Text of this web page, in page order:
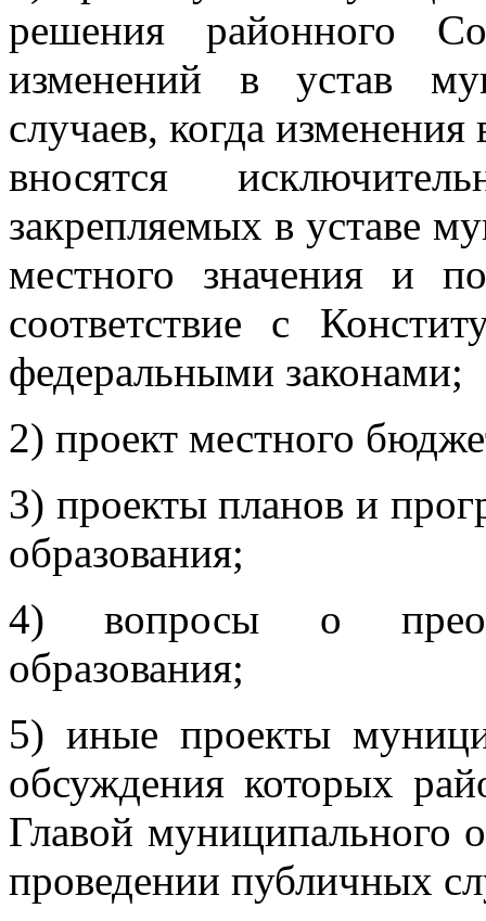
решения районного
изменений в устав
случаев, когда
вносятся
закрепляемых в уставе
местного значения и
соответствие с
федеральными законами;
2) проект местного
3) проекты планов и
образования;
4) вопросы о
образования;
5) иные проекты
обсуждения которых
Главой муниципального
проведении публичных